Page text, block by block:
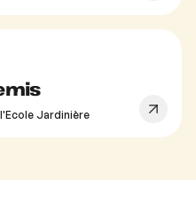
Jardinière